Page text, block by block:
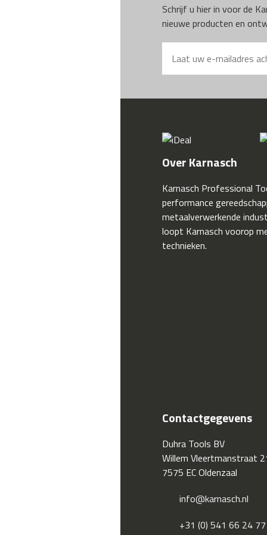
Schrijf u hier in voor de
nieuwe producten en
Over Karnasch
Karnasch Professional
performance
metaalverwerkende
loopt Karnasch voorop
technieken.
Contactgegevens
Duhra Tools BV
Willem Vleertmanstraat
7575 EC Oldenzaal
info@karnasch.nl
+31 (0) 541 66 24 77